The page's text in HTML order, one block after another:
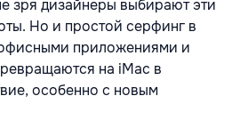
зря дизайнеры выбирают эти
Но и простой серфинг в
приложениями и
на iMac в
особенно с новым